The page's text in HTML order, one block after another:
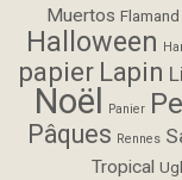
Muertos
Halloween
papier Lapin
Noël Panier
Pâques Rennes
Tropical